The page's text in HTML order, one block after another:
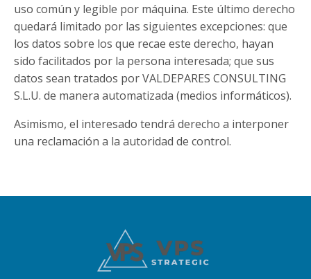
uso común y legible por máquina. Este último derecho
quedará limitado por las siguientes excepciones: que
los datos sobre los que recae este derecho, hayan
sido facilitados por la persona interesada; que sus
datos sean tratados por VALDEPARES CONSULTING
S.L.U. de manera automatizada (medios informáticos).
Asimismo, el interesado tendrá derecho a interponer
una reclamación a la autoridad de control.